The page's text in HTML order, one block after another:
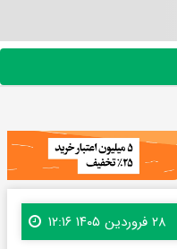
۲۸ فروردین ۱۴۰۵ ۱۲:۱۶